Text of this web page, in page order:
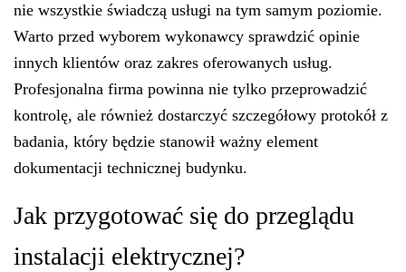
nie wszystkie świadczą usługi na tym samym poziomie.
Warto przed wyborem wykonawcy sprawdzić opinie
innych klientów oraz zakres oferowanych usług.
Profesjonalna firma powinna nie tylko przeprowadzić
kontrolę, ale również dostarczyć szczegółowy protokół z
badania, który będzie stanowił ważny element
dokumentacji technicznej budynku.
Jak przygotować się do przeglądu
instalacji elektrycznej?